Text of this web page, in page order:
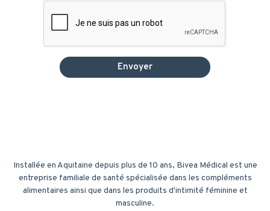
Installée en Aquitaine depuis plus de 10 ans, Bivea Médical est une
entreprise familiale de santé spécialisée dans les compléments
alimentaires ainsi que dans les produits d'intimité féminine et
masculine.